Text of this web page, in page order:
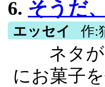
さい 尚、
ク有 やト
内まりや
潤一も
6. そうだ
エッセイ 作:
ネタが
にお菓子